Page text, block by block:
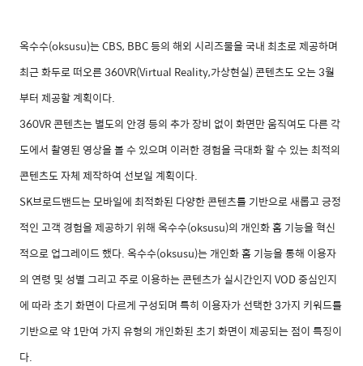
옥수수(oksusu)는CBS, BBC등의 해외 시리즈물을 국내 최초로 제공하며
최근 화두로 떠오른360VR(Virtual Reality,가상현실)콘텐츠도 오는3월
부터 제공할 계획이다.
360VR콘텐츠는 별도의 안경 등의 추가 장비 없이 화면만 움직여도 다른 각
도에서 촬영된 영상을 볼 수 있으며 이러한 경험을 극대화 할 수 있는 최적의
콘텐츠도 자체 제작하여 선보일 계획이다.
SK브로드밴드는 모바일에 최적화된 다양한 콘텐츠를 기반으로 새롭고 긍정
적인 고객 경험을 제공하기 위해 옥수수(oksusu)의 개인화 홈 기능을 혁신
적으로 업그레이드 했다.옥수수(oksusu)는 개인화 홈 기능을 통해 이용자
의 연령 및 성별 그리고 주로 이용하는 콘텐츠가 실시간인지VOD중심인지
에 따라 초기 화면이 다르게 구성되며 특히 이용자가 선택한3가지 키워드를
기반으로 약1만여 가지 유형의 개인화된 초기 화면이 제공되는 점이 특징이
다.